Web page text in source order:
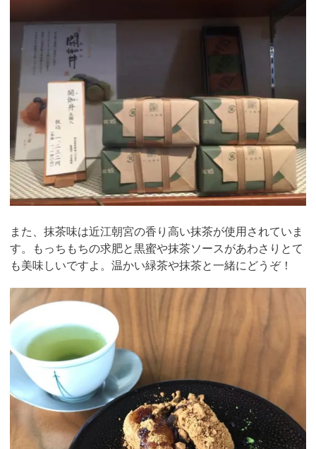
また、抹茶味は近江朝宮の香り高い抹茶が使用されていま
す。もっちもちの求肥と黒蜜や抹茶ソースがあわさりとて
も美味しいですよ。温かい緑茶や抹茶と一緒にどうぞ！